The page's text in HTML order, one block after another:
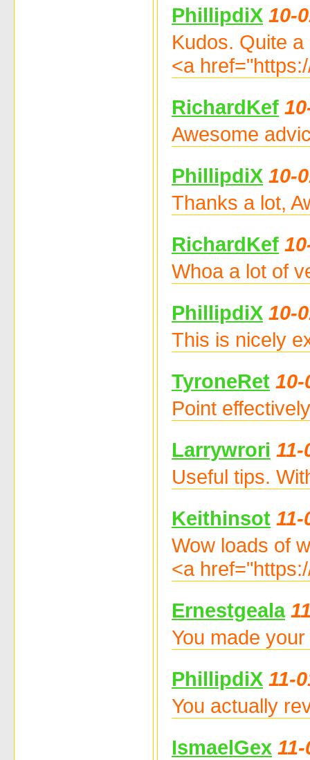
PhillipdiX 10-
Kudos. Quite a
<a
RichardKef
Awesome
PhillipdiX 10-
Thanks a lot,
RichardKef
Whoa a lot of
PhillipdiX 10-
This is nicely
TyroneRet 10-
Point
Larrywrori 11-
Useful tips.
Keithinsot 11-
Wow loads of
<a
Ernestgeala
You made
PhillipdiX 11-
You actually
IsmaelGex